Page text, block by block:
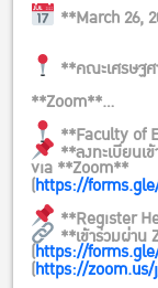
**March 26,
**คณะเศรษฐศ
**Zoom**
**Faculty of
via **Zoom**
**ลงทะเบียนเ
(https://
**Register
(https://
**เข้าร่วมผ่าน
(https://zoom.us/